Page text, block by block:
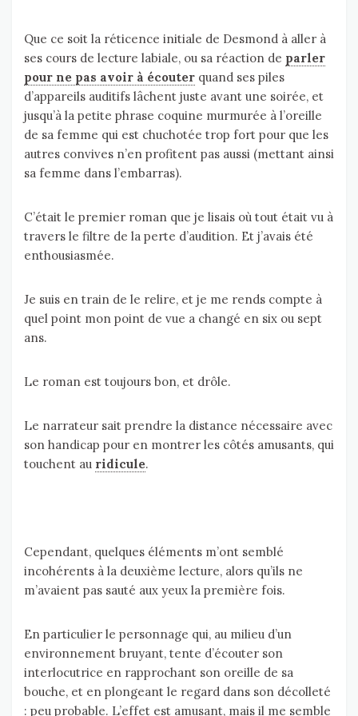
Que ce soit la réticence initiale de Desmond à aller à
ses cours de lecture labiale, ou sa réaction de parler
pour ne pas avoir à écouter quand ses piles
d’appareils auditifs lâchent juste avant une soirée, et
jusqu’à la petite phrase coquine murmurée à l’oreille
de sa femme qui est chuchotée trop fort pour que les
autres convives n’en profitent pas aussi (mettant ainsi
sa femme dans l’embarras).
C’était le premier roman que je lisais où tout était vu à
travers le filtre de la perte d’audition. Et j’avais été
enthousiasmée.
Je suis en train de le relire, et je me rends compte à
quel point mon point de vue a changé en six ou sept
ans.
Le roman est toujours bon, et drôle.
Le narrateur sait prendre la distance nécessaire avec
son handicap pour en montrer les côtés amusants, qui
touchent au ridicule.
Cependant, quelques éléments m’ont semblé
incohérents à la deuxième lecture, alors qu’ils ne
m’avaient pas sauté aux yeux la première fois.
En particulier le personnage qui, au milieu d’un
environnement bruyant, tente d’écouter son
interlocutrice en rapprochant son oreille de sa
bouche, et en plongeant le regard dans son décolleté
: peu probable. L’effet est amusant, mais il me semble